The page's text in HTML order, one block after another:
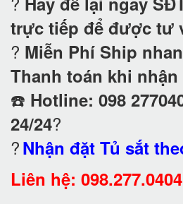
trực tiếp để được tư
? Miễn Phí Ship
Thanh toán khi nhận
☎️ Hotline: 098
24/24?
?Nhận đặt Tủ sắt
Liên hệ: 098.277.0404